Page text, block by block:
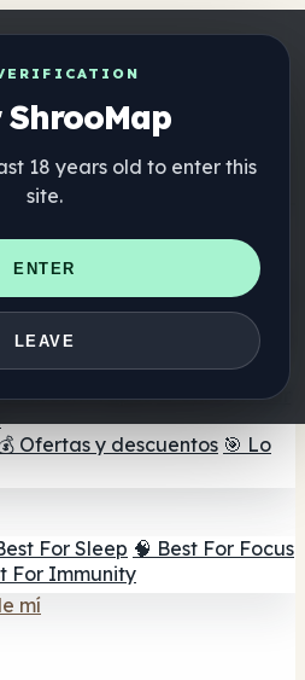
ShrooMap
18 years old to enter this
site.
ENTER
LEAVE
one tap away
📍 Buscador de tiendas
🛒 Headshops en línea
Cápsulas de setas
💧 Tinturas
☕ Café con setas 🍫
Vapes 🍫 Shroom Bar
Ofertas y descuentos 🎯 Lo
For Sleep 🧠 Best For Focus
For Immunity
mí